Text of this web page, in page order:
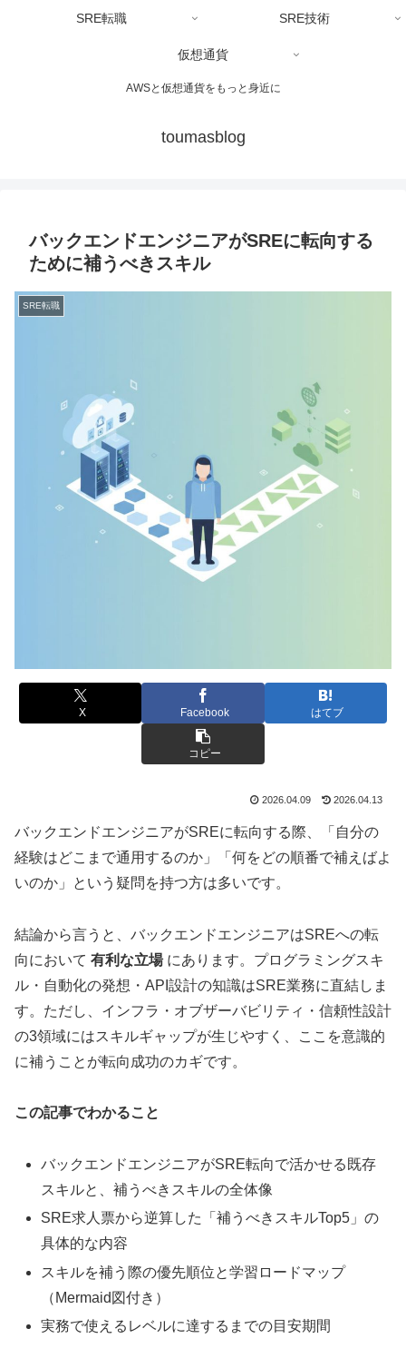
AWSと仮想通貨をもっと身近に
toumasblog
SRE転職 SRE技術
仮想通貨
バックエンドエンジニアがSREに転向する
ために補うべきスキル
SRE転職
X Facebook はてブ
コピー
2026.04.09 2026.04.13
バックエンドエンジニアがSREに転向する際、「自分の
経験はどこまで通用するのか」「何をどの順番で補えばよ
いのか」という疑問を持つ方は多いです。
結論から言うと、バックエンドエンジニアはSREへの転
向において 有利な立場にあります。プログラミングスキ
ル・自動化の発想・API設計の知識はSRE業務に直結しま
す。ただし、インフラ・オブザーバビリティ・信頼性設計
の3領域にはスキルギャップが生じやすく、ここを意識的
に補うことが転向成功のカギです。
この記事でわかること
バックエンドエンジニアがSRE転向で活かせる既存
スキルと、補うべきスキルの全体像
SRE求人票から逆算した「補うべきスキルTop5」の
具体的な内容
スキルを補う際の優先順位と学習ロードマップ
（Mermaid図付き）
実務で使えるレベルに達するまでの目安期間